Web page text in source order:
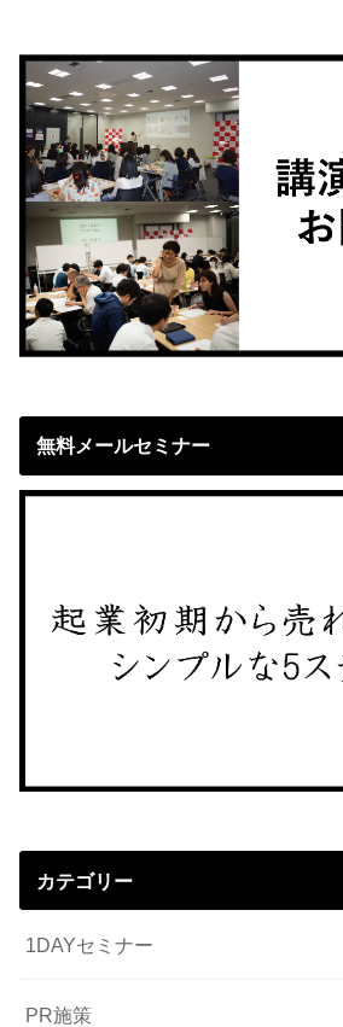
無料メールセミナー
カテゴリー
1DAYセミナー
PR施策